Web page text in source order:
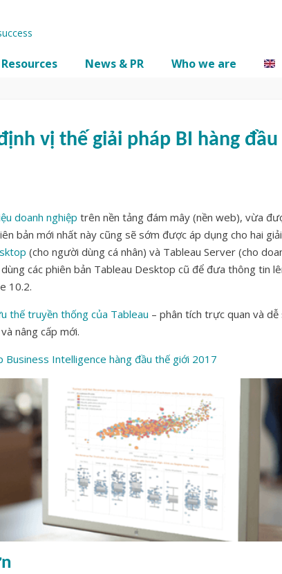
Resources News & PR Who we are
vị thế giải pháp BI hàng đầu
doanh nghiệp trên nền tảng đám mây (nền web), vừa
bản mới nhất này cũng sẽ sớm được áp dụng cho hai giải
(cho người dùng cá nhân) và Tableau Server (cho
các phiên bản Tableau Desktop cũ để đưa thông tin
10.2.
thế truyền thống của Tableau – phân tích trực quan và
nâng cấp mới.
Business Intelligence hàng đầu thế giới 2017